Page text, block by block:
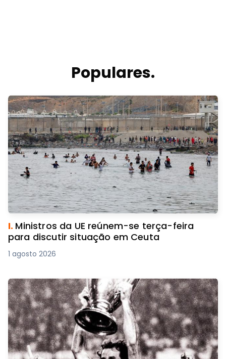
Populares.
I. Ministros da UE reúnem-se terça-feira
para discutir situação em Ceuta
1 agosto 2026